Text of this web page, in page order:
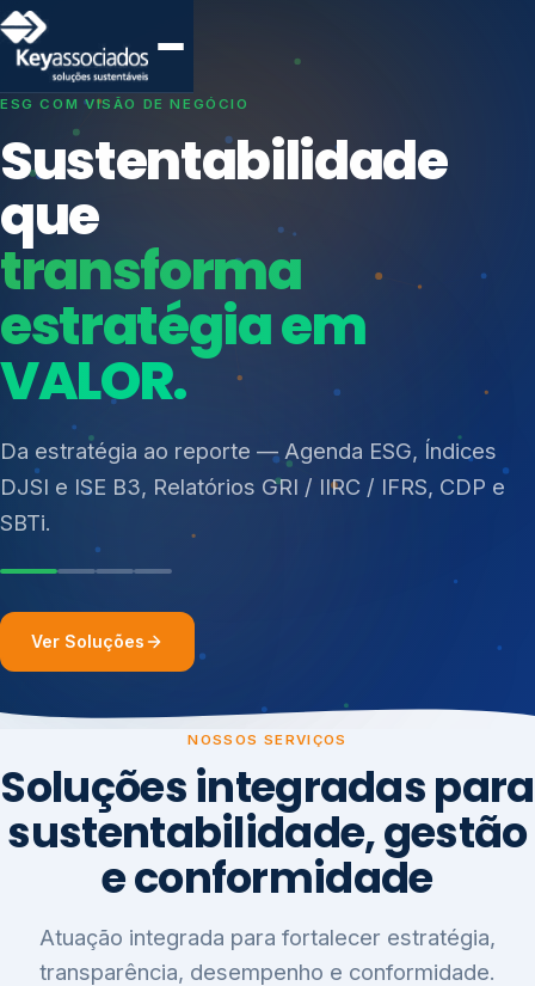
SISTEMAS DE GESTÃO OTIMIZADOS E INTEGRADOS
Conformidade que
protege seu
negócio.
Consultoria, auditoria e treinamentos em ISO 27001,
ISO 27701, ISO 42001, ISO 37001, ISO 9001, ISO
14001, ISO 45001, ONA e PNQ — Gestão de
resíduos sólidos (PGRS/PMGRS).
Índices de Mercado
Mudanças Climáticas
Reputação e Cadeia
Reporte Regulatório
Ver Soluções
NOSSOS SERVIÇOS
Soluções integradas para
sustentabilidade, gestão
e conformidade
Atuação integrada para fortalecer estratégia,
transparência, desempenho e conformidade.